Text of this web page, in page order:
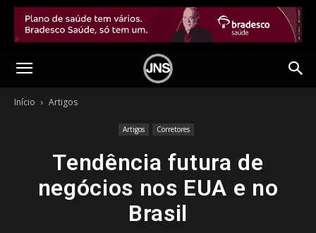
Início Artigos
Artigos Corretores
Tendência futura de
negócios nos EUA e no
Brasil